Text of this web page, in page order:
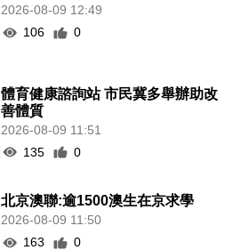
2026-08-09 12:49
106
0
體育健康諮詢站 市民冀多舉辦助改
善體質
2026-08-09 11:51
135
0
北京澳聯:逾1500澳生在京求學
2026-08-09 11:50
163
0